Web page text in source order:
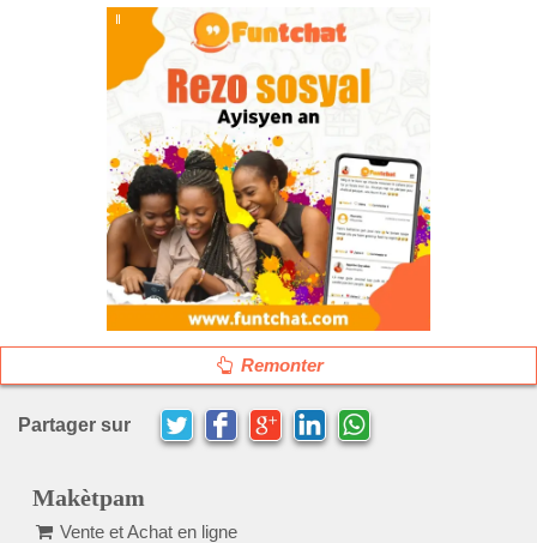
Remonter
Partager sur
Makètpam
Vente et Achat en ligne